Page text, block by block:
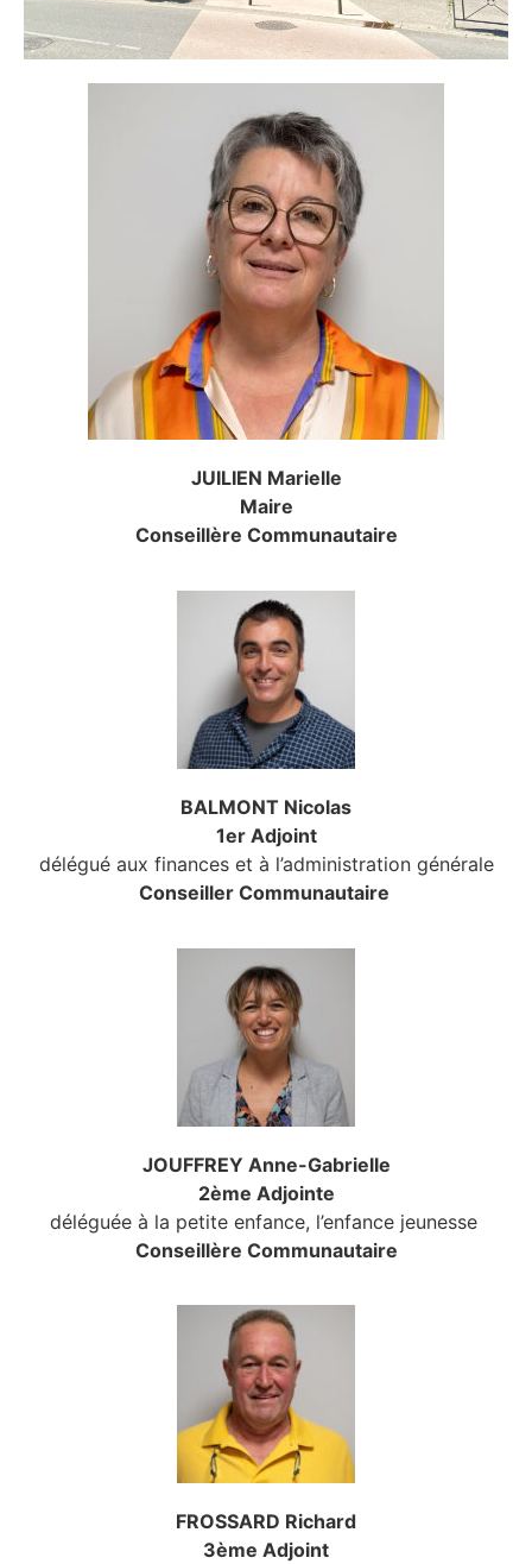
JUILIEN Marielle
Maire
Conseillère Communautaire
BALMONT Nicolas
1er Adjoint
délégué aux finances et à l’administration générale
Conseiller Communautaire
JOUFFREY Anne-Gabrielle
2ème Adjointe
déléguée à la petite enfance, l’enfance jeunesse
Conseillère Communautaire
FROSSARD Richard
3ème Adjoint